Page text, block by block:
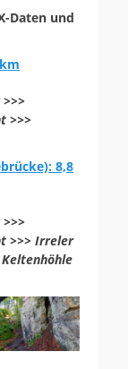
Daten und
>>>
8,8
>>> Irreler